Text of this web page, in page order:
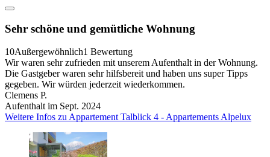
Sehr schöne und gemütliche Wohnung
10Außergewöhnlich1 Bewertung
Wir waren sehr zufrieden mit unserem Aufenthalt in der Wohnung.
Die Gastgeber waren sehr hilfsbereit und haben uns super Tipps
gegeben. Wir würden jederzeit wiederkommen.
Clemens P.
Aufenthalt im Sept. 2024
Weitere Infos zu Appartement Talblick 4 - Appartements Alpelux